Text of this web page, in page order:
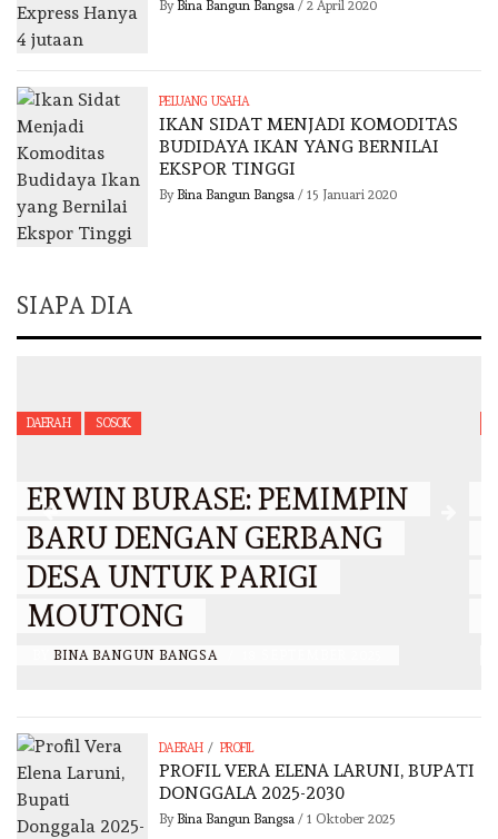
By Bina Bangun Bangsa/ 2 April 2020
PELUANG USAHA
IKAN SIDAT MENJADI KOMODITAS
BUDIDAYA IKAN YANG BERNILAI
EKSPOR TINGGI
By Bina Bangun Bangsa/ 15 Januari 2020
SIAPA DIA
SOSOK
IR. SHARMILA, FIGUR
WANITA PENGGERAK
EKONOMI KERAKYATAN DAN
KOPERASI
BY BINA BANGUN BANGSA
DAERAH / PROFIL
PROFIL VERA ELENA LARUNI, BUPATI
DONGGALA 2025-2030
By Bina Bangun Bangsa/ 1 Oktober 2025